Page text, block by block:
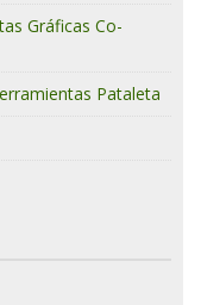
Gráficas Co-
Pataleta